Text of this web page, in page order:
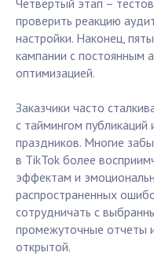
Четвертый этап –
проверить реакцию
настройки. Наконец,
кампании с постоянным
оптимизацией.
Заказчики часто
с таймингом
праздников. Многие
в TikTok более
эффектам и
распространенных
сотрудничать с
промежуточные отчеты
открытой.